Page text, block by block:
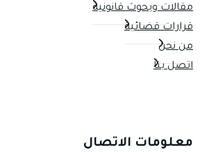
مقالات وبحوث قانونية
قرارات قضائية
من نحن
اتصل بنا
معلومات الاتصال